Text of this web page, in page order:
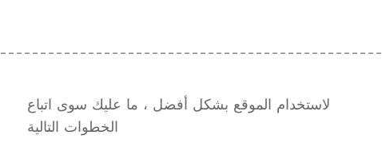
لاستخدام الموقع بشكل أفضل ، ما عليك سوى اتباع
الخطوات التالية